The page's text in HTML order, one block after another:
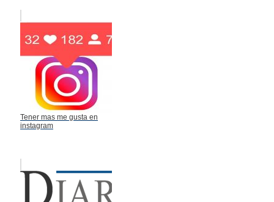
Tener mas me gusta en
instagram